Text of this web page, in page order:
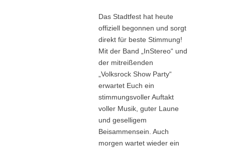
Das Stadtfest hat heute
offiziell begonnen und sorgt
direkt für beste Stimmung!
Mit der Band „InStereo“ und
der mitreißenden
„Volksrock Show Party“
erwartet Euch ein
stimmungsvoller Auftakt
voller Musik, guter Laune
und geselligem
Beisammensein. Auch
morgen wartet wieder ein